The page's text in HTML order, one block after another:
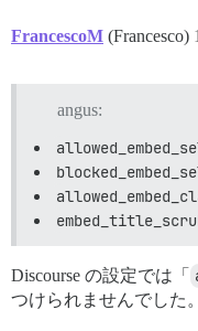
FrancescoM (Francesco)
angus:
Discourse の設定では「
つけられませんでした。